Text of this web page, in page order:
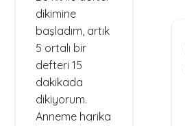
dikimine
başladım, artık
5 ortalı bir
defteri 15
dakikada
dikiyorum.
Anneme harika